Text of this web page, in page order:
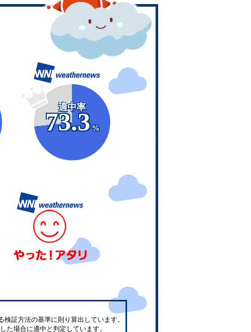
適中率
73.3
%
証方法の基準に則り算出しています。
た場合に適中と判定しています。